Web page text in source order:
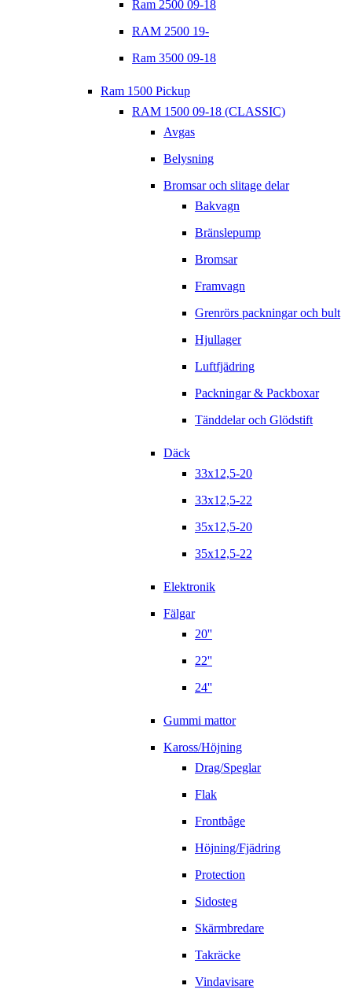
Ram 2500 09-18
RAM 2500 19-
Ram 3500 09-18
Ram 1500 Pickup
RAM 1500 09-18 (CLASSIC)
Avgas
Belysning
Bromsar och slitage delar
Bakvagn
Bränslepump
Bromsar
Framvagn
Grenrörs packningar och bult
Hjullager
Luftfjädring
Packningar & Packboxar
Tänddelar och Glödstift
Däck
33x12,5-20
33x12,5-22
35x12,5-20
35x12,5-22
Elektronik
Fälgar
20''
22''
24''
Gummi mattor
Kaross/Höjning
Drag/Speglar
Flak
Frontbåge
Höjning/Fjädring
Protection
Sidosteg
Skärmbredare
Takräcke
Vindavisare